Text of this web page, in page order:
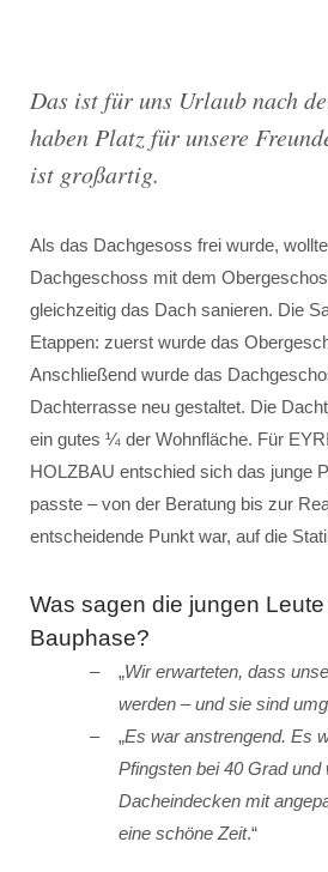
Das ist für uns Urlaub nach
haben Platz für unsere
ist großartig.
Als das Dachgesoss frei wurde,
Dachgeschoss mit dem
gleichzeitig das Dach sanieren. Die
Etappen: zuerst wurde das
Anschließend wurde das
Dachterrasse neu gestaltet. Die
ein gutes ¼ der Wohnfläche. Für
HOLZBAU entschied sich das junge
passte – von der Beratung bis zur
entscheidende Punkt war, auf die
Was sagen die jungen
Bauphase?
„Wir erwarteten, dass
werden – und sie sind
„Es war anstrengend. Es
Pfingsten bei 40 Grad und
Dacheindecken mit
eine schöne Zeit.“